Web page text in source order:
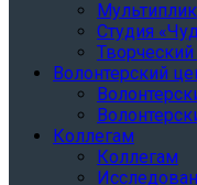
Студия
Волонтерский
Коллегам
Коллегам